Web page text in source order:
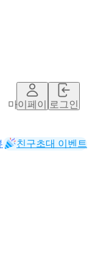
마이페이지로그인
친구초대 이벤트